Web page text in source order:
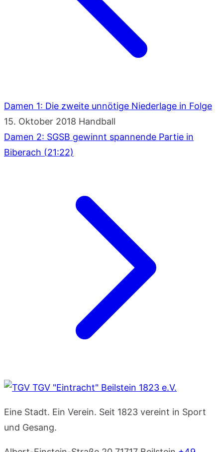
Damen 1: Die zweite unnötige Niederlage in Folge
15. Oktober 2018 Handball
Damen 2: SGSB gewinnt spannende Partie in
Biberach (21:22)
TGV "Eintracht" Beilstein 1823 e.V.
Eine Stadt. Ein Verein. Seit 1823 vereint in Sport
und Gesang.